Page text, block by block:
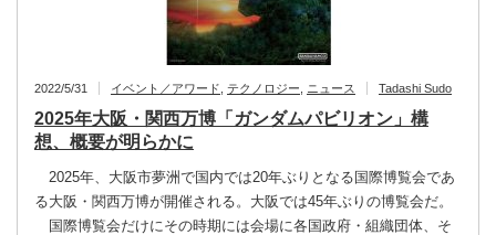
2022/5/31 イベント／アワード テクノロジー ニュース Tadashi Sudo
2025年大阪・関西万博「ガンダムパビリオン」構
想、概要が明らかに
2025年、大阪市夢洲で国内では20年ぶりとなる国際博覧会であ
る大阪・関西万博が開催される。大阪では45年ぶりの博覧会だ。
国際博覧会だけにその時期には会場に各国政府・組織団体、そ